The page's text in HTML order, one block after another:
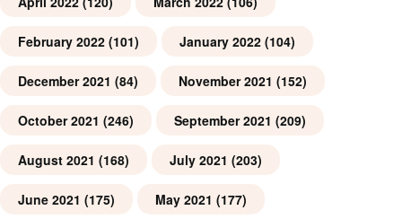
February 2022 (101) January 2022 (104)
December 2021 (84) November 2021 (152)
October 2021 (246) September 2021 (209)
August 2021 (168) July 2021 (203)
June 2021 (175) May 2021 (177)